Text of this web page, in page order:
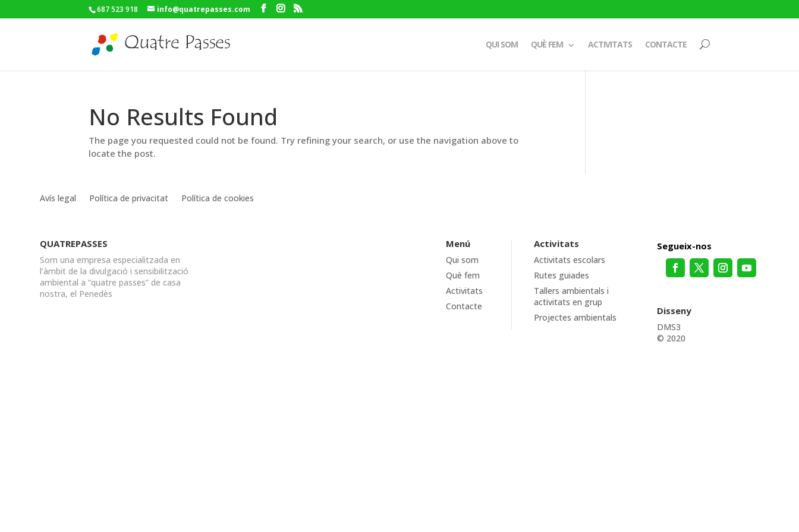
687 523 918 info@quatrepasses.com
QUI SOM QUÈ FEM ACTIVITATS CONTACTE
No Results Found
The page you requested could not be found. Try refining your search, or use the navigation above to
locate the post.
Avís legal Política de privacitat Política de cookies
QUATREPASSES
Som una empresa especialitzada en
l’àmbit de la divulgació i sensibilització
ambiental a “quatre passes” de casa
nostra, el Penedès
Menú
Qui som
Què fem
Activitats
Contacte
Activitats
Activitats escolars
Rutes guiades
Tallers ambientals i
activitats en grup
Projectes ambientals
Segueix-nos
Disseny
DMS3
© 2020